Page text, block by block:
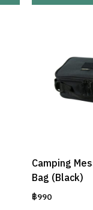
Camping
Bag (Black)
฿990